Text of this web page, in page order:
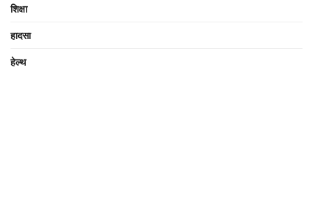
शिक्षा
हादसा
हेल्थ